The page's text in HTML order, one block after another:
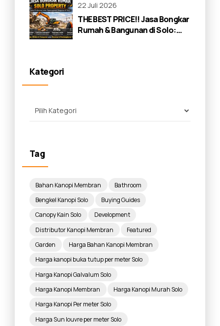
22 Juli 2026
THE BEST PRICE!! Jasa Bongkar
Rumah & Bangunan di Solo:
Kategori
Tag
Bahan Kanopi Membran
Bathroom
Bengkel Kanopi Solo
Buying Guides
Canopy Kain Solo
Development
Distributor Kanopi Membran
Featured
Garden
Harga Bahan Kanopi Membran
Harga kanopi buka tutup per meter Solo
Harga Kanopi Galvalum Solo
Harga Kanopi Membran
Harga Kanopi Murah Solo
Harga Kanopi Per meter Solo
Harga Sun louvre per meter Solo